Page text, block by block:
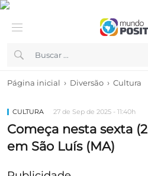
Página inicial › Diversão › Cultura
CULTURA 27 de Sep de 2025 - 11:40h
Começa nesta sexta
em São Luís (MA)